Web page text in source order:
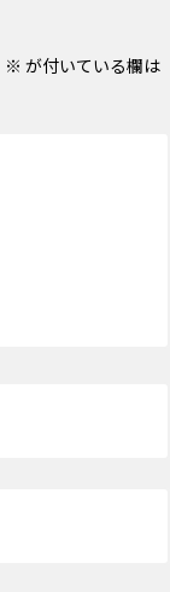
※ が付いている欄は